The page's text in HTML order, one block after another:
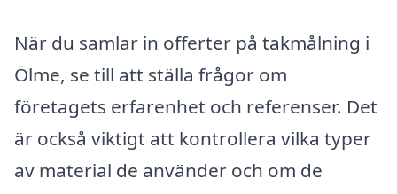
När du samlar in offerter på takmålning i
Ölme, se till att ställa frågor om
företagets erfarenhet och referenser. Det
är också viktigt att kontrollera vilka typer
av material de använder och om de